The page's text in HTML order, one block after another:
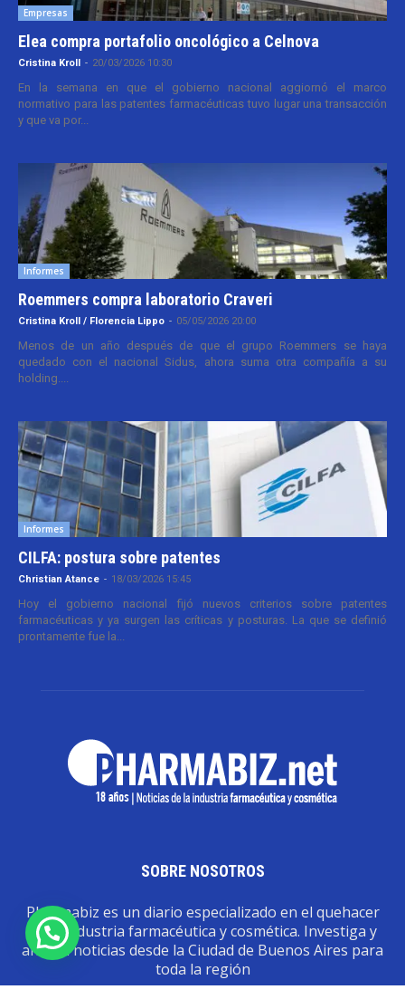
Empresas
Elea compra portafolio oncológico a Celnova
Cristina Kroll - 20/03/2026 10:30
En la semana en que el gobierno nacional aggiornó el marco
normativo para las patentes farmacéuticas tuvo lugar una transacción
y que va por...
Informes
Roemmers compra laboratorio Craveri
Cristina Kroll / Florencia Lippo - 05/05/2026 20:00
Menos de un año después de que el grupo Roemmers se haya
quedado con el nacional Sidus, ahora suma otra compañía a su
holding....
Informes
CILFA: postura sobre patentes
Christian Atance - 18/03/2026 15:45
Hoy el gobierno nacional fijó nuevos criterios sobre patentes
farmacéuticas y ya surgen las críticas y posturas. La que se definió
prontamente fue la...
SOBRE NOSOTROS
Pharmabiz es un diario especializado en el quehacer
de la industria farmacéutica y cosmética. Investiga y
analiza noticias desde la Ciudad de Buenos Aires para
toda la región